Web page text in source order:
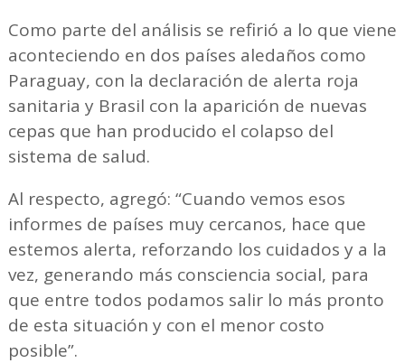
Como parte del análisis se refirió a lo que viene
aconteciendo en dos países aledaños como
Paraguay, con la declaración de alerta roja
sanitaria y Brasil con la aparición de nuevas
cepas que han producido el colapso del
sistema de salud.
Al respecto, agregó: “Cuando vemos esos
informes de países muy cercanos, hace que
estemos alerta, reforzando los cuidados y a la
vez, generando más consciencia social, para
que entre todos podamos salir lo más pronto
de esta situación y con el menor costo
posible”.